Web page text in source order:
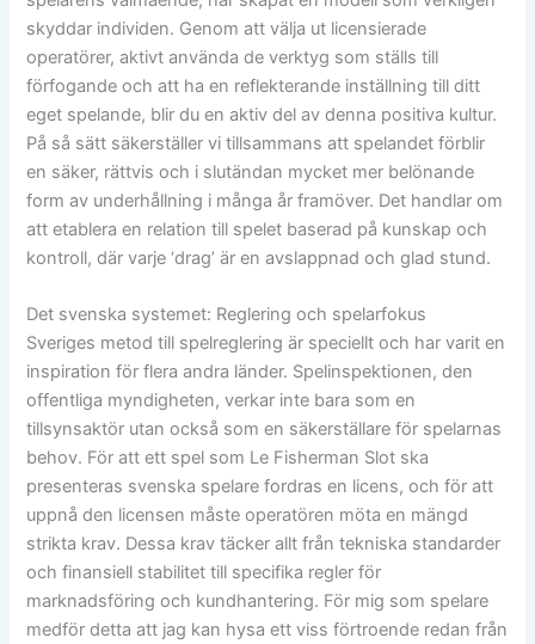
skyddar individen. Genom att välja ut licensierade
operatörer, aktivt använda de verktyg som ställs till
förfogande och att ha en reflekterande inställning till ditt
eget spelande, blir du en aktiv del av denna positiva kultur.
På så sätt säkerställer vi tillsammans att spelandet förblir
en säker, rättvis och i slutändan mycket mer belönande
form av underhållning i många år framöver. Det handlar om
att etablera en relation till spelet baserad på kunskap och
kontroll, där varje ‘drag’ är en avslappnad och glad stund.
Det svenska systemet: Reglering och spelarfokus
Sveriges metod till spelreglering är speciellt och har varit en
inspiration för flera andra länder. Spelinspektionen, den
offentliga myndigheten, verkar inte bara som en
tillsynsaktör utan också som en säkerställare för spelarnas
behov. För att ett spel som Le Fisherman Slot ska
presenteras svenska spelare fordras en licens, och för att
uppnå den licensen måste operatören möta en mängd
strikta krav. Dessa krav täcker allt från tekniska standarder
och finansiell stabilitet till specifika regler för
marknadsföring och kundhantering. För mig som spelare
medför detta att jag kan hysa ett viss förtroende redan från